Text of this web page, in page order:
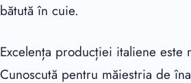
bătută în cuie.
Excelența producției italiene
Cunoscută pentru măiestria de